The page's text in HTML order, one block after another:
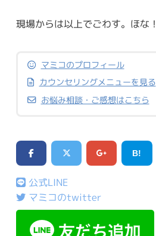
現場からは以上でごわす。ほな！
マミコのプロフィール
カウンセリングメニューを見る
お悩み相談・ご感想はこちら
B!
公式LINE
マミコのtwitter